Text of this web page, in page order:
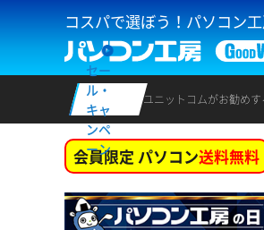
コスパで選ぼう！パソコン
セー
ル・
キャ
ンペ
ーン
ユニットコムがお勧めす
会員限定 パソコン送料無料